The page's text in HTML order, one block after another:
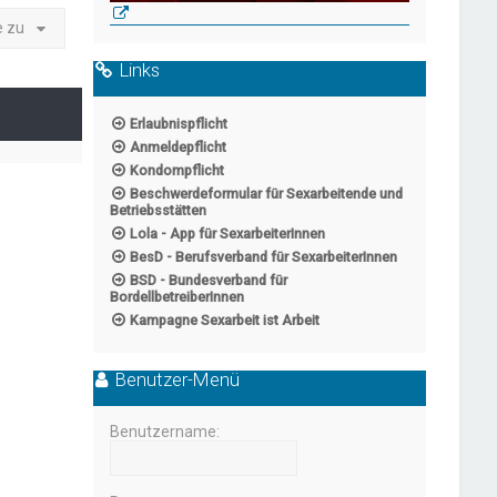
zu
Links
Erlaubnispflicht
Anmeldepflicht
Kondompflicht
Beschwerdeformular für Sexarbeitende und
Betriebsstätten
Lola - App für SexarbeiterInnen
BesD - Berufsverband für SexarbeiterInnen
BSD - Bundesverband für
BordellbetreiberInnen
Kampagne Sexarbeit ist Arbeit
Benutzer-Menü
Benutzername: